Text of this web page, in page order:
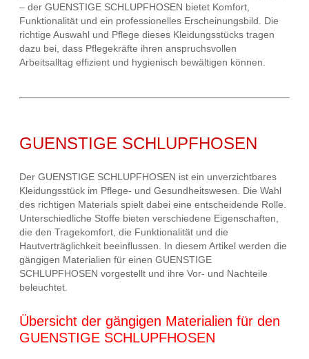
– der GUENSTIGE SCHLUPFHOSEN bietet Komfort,
Funktionalität und ein professionelles Erscheinungsbild. Die
richtige Auswahl und Pflege dieses Kleidungsstücks tragen
dazu bei, dass Pflegekräfte ihren anspruchsvollen
Arbeitsalltag effizient und hygienisch bewältigen können.
GUENSTIGE SCHLUPFHOSEN
Der GUENSTIGE SCHLUPFHOSEN ist ein unverzichtbares
Kleidungsstück im Pflege- und Gesundheitswesen. Die Wahl
des richtigen Materials spielt dabei eine entscheidende Rolle.
Unterschiedliche Stoffe bieten verschiedene Eigenschaften,
die den Tragekomfort, die Funktionalität und die
Hautverträglichkeit beeinflussen. In diesem Artikel werden die
gängigen Materialien für einen GUENSTIGE
SCHLUPFHOSEN vorgestellt und ihre Vor- und Nachteile
beleuchtet.
Übersicht der gängigen Materialien für den
GUENSTIGE SCHLUPFHOSEN